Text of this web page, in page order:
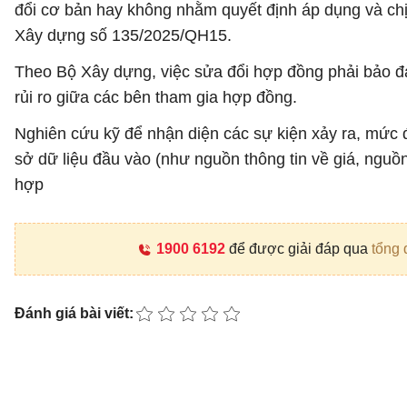
đổi cơ bản hay không nhằm quyết định áp dụng và
Xây dựng số 135/2025/QH15.
Theo Bộ Xây dựng, việc sửa đổi hợp đồng phải bảo
rủi ro giữa các bên tham gia hợp đồng.
Nghiên cứu kỹ để nhận diện các sự kiện xảy ra,
sở dữ liệu đầu vào (như nguồn thông tin về giá,
hợp
1900 6192để được giải đáp qua tổng
Đánh giá bài viết: